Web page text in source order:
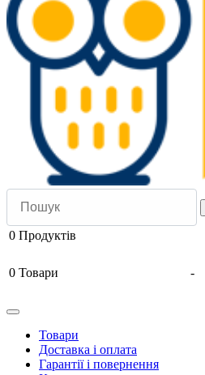
0 Продуктів
0 Товари -
Товари
Доставка і оплата
Гарантії і повернення